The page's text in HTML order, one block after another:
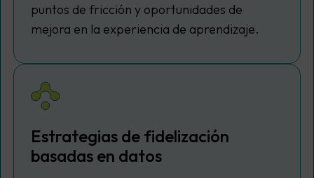
puntos de fricción y oportunidades de
mejora en la experiencia de aprendizaje.
Estrategias de fidelización
basadas en datos